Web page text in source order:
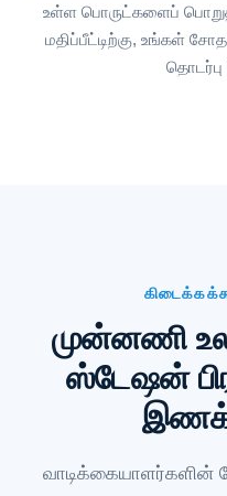
உள்ள பொருட்களைப்
மதிப்பீட்டிற்கு, உங்கள்
முன்னணி
ஸ்டேஷன்